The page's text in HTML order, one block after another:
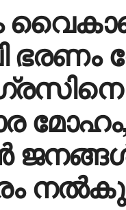
ഭരണം
മോഹം,